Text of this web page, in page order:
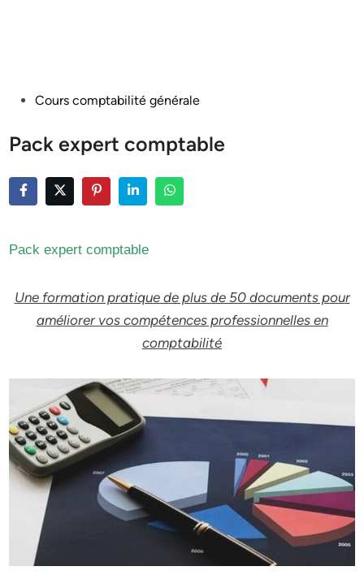
PostedCours comptabilité générale
Pack expert comptable
Pack expert comptable
Une formation pratique de plus de 50 documents pour
améliorer vos compétences professionnelles en
comptabilité